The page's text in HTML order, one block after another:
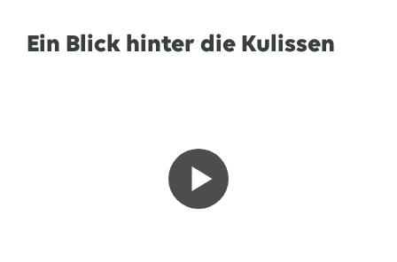
In der Region Cloppenburg/Emsland:
In der Region Bremervörde/Seevetal:
Sottrum, Munster, Tostedt, Bremervörde und
Ein Blick hinter die Kulissen